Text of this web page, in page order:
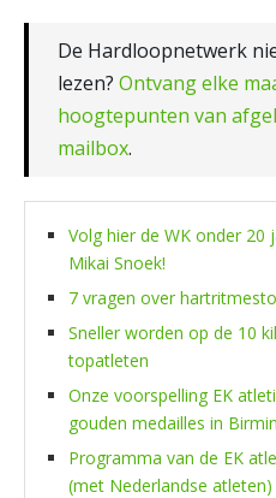
De Hardloopnetwerk
lezen? Ontvang elke
hoogtepunten van
mailbox.
Volg hier de WK onder 20
Mikai Snoek!
7 vragen over
Sneller worden op de 10
topatleten
Onze voorspelling EK
gouden medailles in
Programma van de EK
(met Nederlandse atleten)